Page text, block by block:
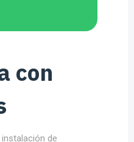
con
instalación de